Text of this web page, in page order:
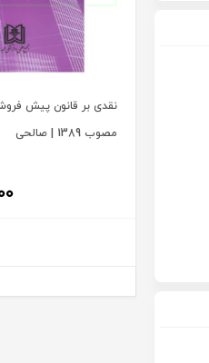
نقدی بر قانون پیش
مصوب 1389 | صالحی